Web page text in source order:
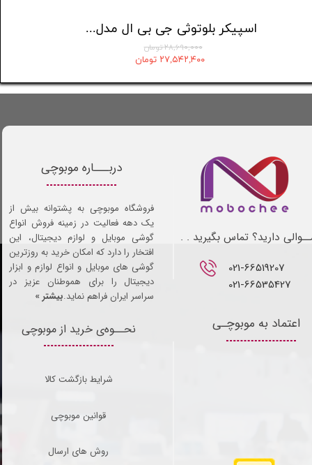
۲۷,۵۴۲,۴۰۰ تومان
اسپیکر قابل حمل انکر مدل Select 4 Go A31X1
021-66519207​​​​​​​
021-66535427
دارید؟ تماس بگیرید . .
نحــوه‌ی خرید از موبوچی
شرایط بازگشت کالا
قوانین موبوچی
روش های ارسال
اعتماد به موبوچـی
دربـــاره موبوچی
فروشگاه موبوچی به پشتوانه بیش از
یک دهه فعالیت در زمینه فروش انواع
گوشی موبایل و لوازم دیجیتال، این
افتخار را دارد که امکان خرید به روزترین
گوشی های موبایل و انواع لوازم و ابزار
دیجیتال را برای هموطنان عزیز در
سراسر ایران فراهم نماید.بیشتر »